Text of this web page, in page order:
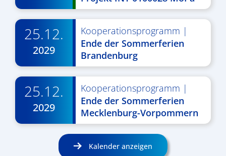
25.12.
2029
Kooperationsprogramm |
Ende der Sommerferien
Brandenburg
25.12.
2029
Kooperationsprogramm |
Ende der Sommerferien
Mecklenburg-Vorpommern
Kalender anzeigen